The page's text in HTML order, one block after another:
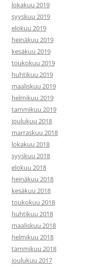
lokakuu 2019
syyskuu 2019
elokuu 2019
heinäkuu 2019
kesäkuu 2019
toukokuu 2019
huhtikuu 2019
maaliskuu 2019
helmikuu 2019
tammikuu 2019
joulukuu 2018
marraskuu 2018
lokakuu 2018
syyskuu 2018
elokuu 2018
heinäkuu 2018
kesäkuu 2018
toukokuu 2018
huhtikuu 2018
maaliskuu 2018
helmikuu 2018
tammikuu 2018
joulukuu 2017